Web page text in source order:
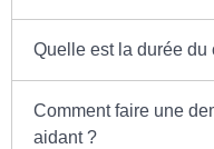
Quelle est la durée
Comment faire une
aidant ?